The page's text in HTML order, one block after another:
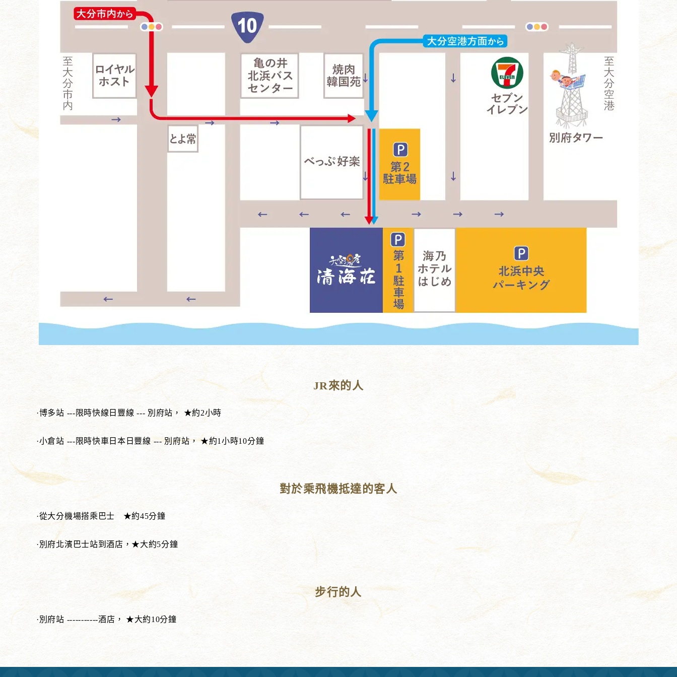
JR來的人
·博多站 ---限時快線日豐線 --- 別府站， ★約2小時
·小倉站 ---限時快車日本日豐線 --- 別府站， ★約1小時10分鐘
對於乘飛機抵達的客人
·從大分機場搭乘巴士 ★約45分鐘
·別府北濱巴士站到酒店，★大約5分鐘
步行的人
·別府站 -----------酒店， ★大約10分鐘